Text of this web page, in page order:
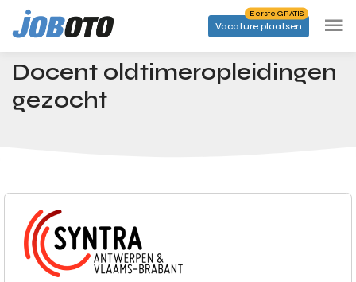
Skip to main content
Vacature plaatsen
Eerste GRATIS
Startpagina Banen Docent oldtimeropleidingen gezocht
Docent oldtimeropleidingen
gezocht